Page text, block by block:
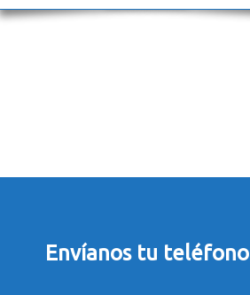
Envíanos tu teléfono